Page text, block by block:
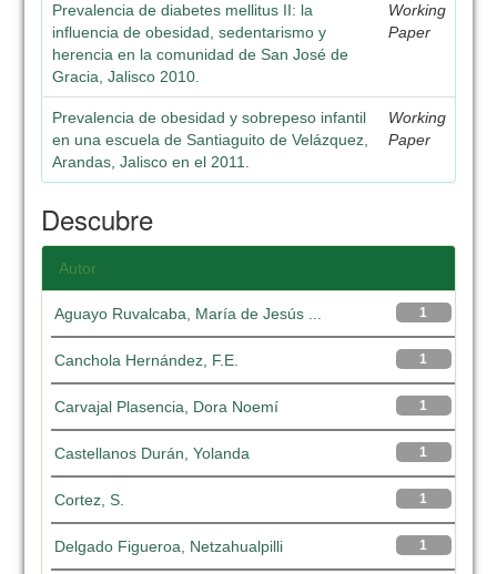
Prevalencia de diabetes mellitus II: la
influencia de obesidad, sedentarismo y
herencia en la comunidad de San José de
Gracia, Jalisco 2010.
Working
Paper
Prevalencia de obesidad y sobrepeso infantil
en una escuela de Santiaguito de Velázquez,
Arandas, Jalisco en el 2011.
Working
Paper
Descubre
Autor
1
Aguayo Ruvalcaba, María de Jesús ...
1
Canchola Hernández, F.E.
1
Carvajal Plasencia, Dora Noemí
1
Castellanos Durán, Yolanda
1
Cortez, S.
1
Delgado Figueroa, Netzahualpilli